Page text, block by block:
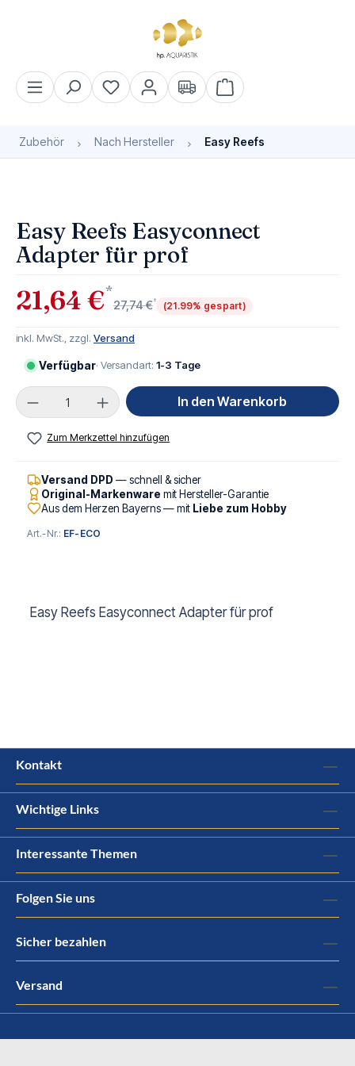
Warenkorb enthält 0
Zubehör Nach Hersteller Easy Reefs
Easy Reefs Easyconnect
Adapter für prof
21,64 €*
27,74 €* (21.99% gespart)
inkl. MwSt., zzgl. Versand
Verfügbar· Versandart: 1-3 Tage
Produkt Anzahl: Gib den gewünschten Wert
In den Warenkorb
Zum Merkzettel hinzufügen
Versand DPD — schnell & sicher
Original-Markenware mit Hersteller-Garantie
Aus dem Herzen Bayerns — mit Liebe zum Hobby
Art.-Nr.: EF-ECO
Easy Reefs Easyconnect Adapter für prof
Kontakt
Wichtige Links
Interessante Themen
Folgen Sie uns
Sicher bezahlen
Versand